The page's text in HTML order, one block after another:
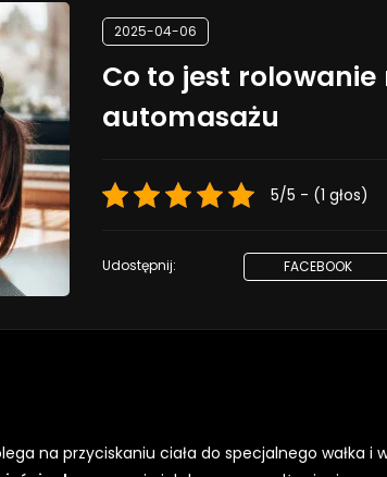
2025-04-06
Co to jest
automasażu
5/5 - (1 głos)
Udostępnij: FACEBOOK
na przyciskaniu ciała do specjalnego wałka i